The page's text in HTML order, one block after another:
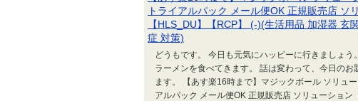
トライアルパック メール便OK 正規販売店 ソ
【HLS_DU】【RCP】 (-)(生活用品 加湿器
症 対策)
どうもです。 今日も元気にハッピーに行きましょ
ラーメンを食べてきます。 話は変わって、今日の
ます。 【あす楽16時まで】マジックボール ソリュ
アルパック メール便OK 正規販売店 ソリューショ